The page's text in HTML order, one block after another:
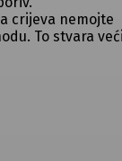
crijeva nemojte
To stvara